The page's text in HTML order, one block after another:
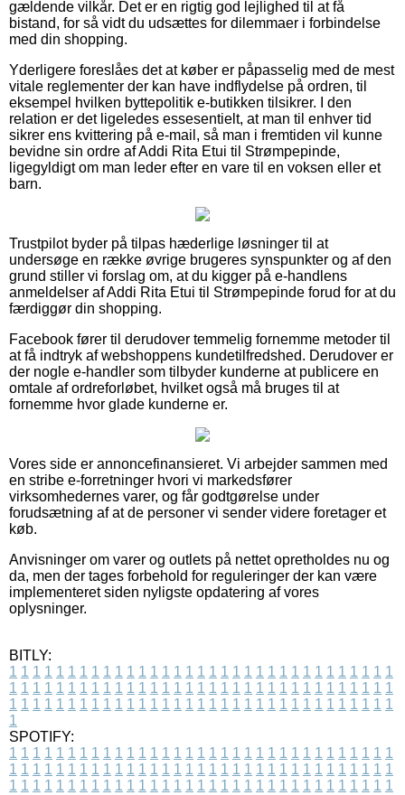
gældende vilkår. Det er en rigtig god lejlighed til at få
bistand, for så vidt du udsættes for dilemmaer i forbindelse
med din shopping.
Yderligere foreslåes det at køber er påpasselig med de mest
vitale reglementer der kan have indflydelse på ordren, til
eksempel hvilken byttepolitik e-butikken tilsikrer. I den
relation er det ligeledes essesentielt, at man til enhver tid
sikrer ens kvittering på e-mail, så man i fremtiden vil kunne
bevidne sin ordre af Addi Rita Etui til Strømpepinde,
ligegyldigt om man leder efter en vare til en voksen eller et
barn.
Trustpilot byder på tilpas hæderlige løsninger til at
undersøge en række øvrige brugeres synspunkter og af den
grund stiller vi forslag om, at du kigger på e-handlens
anmeldelser af Addi Rita Etui til Strømpepinde forud for at du
færdiggør din shopping.
Facebook fører til derudover temmelig fornemme metoder til
at få indtryk af webshoppens kundetilfredshed. Derudover er
der nogle e-handler som tilbyder kunderne at publicere en
omtale af ordreforløbet, hvilket også må bruges til at
fornemme hvor glade kunderne er.
Vores side er annoncefinansieret. Vi arbejder sammen med
en stribe e-forretninger hvori vi markedsfører
virksomhedernes varer, og får godtgørelse under
forudsætning af at de personer vi sender videre foretager et
køb.
Anvisninger om varer og outlets på nettet opretholdes nu og
da, men der tages forbehold for reguleringer der kan være
implementeret siden nyligste opdatering af vores
oplysninger.
BITLY:
1 1 1 1 1 1 1 1 1 1 1 1 1 1 1 1 1 1 1 1 1 1 1 1 1 1 1 1 1 1 1 1 1
1 1 1 1 1 1 1 1 1 1 1 1 1 1 1 1 1 1 1 1 1 1 1 1 1 1 1 1 1 1 1 1 1
1 1 1 1 1 1 1 1 1 1 1 1 1 1 1 1 1 1 1 1 1 1 1 1 1 1 1 1 1 1 1 1 1
1
SPOTIFY:
1 1 1 1 1 1 1 1 1 1 1 1 1 1 1 1 1 1 1 1 1 1 1 1 1 1 1 1 1 1 1 1 1
1 1 1 1 1 1 1 1 1 1 1 1 1 1 1 1 1 1 1 1 1 1 1 1 1 1 1 1 1 1 1 1 1
1 1 1 1 1 1 1 1 1 1 1 1 1 1 1 1 1 1 1 1 1 1 1 1 1 1 1 1 1 1 1 1 1